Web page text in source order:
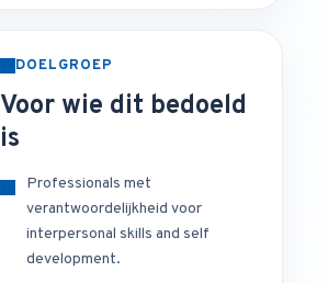
DOELGROEP
Voor wie dit bedoeld
is
Professionals met
verantwoordelijkheid voor
interpersonal skills and self
development.